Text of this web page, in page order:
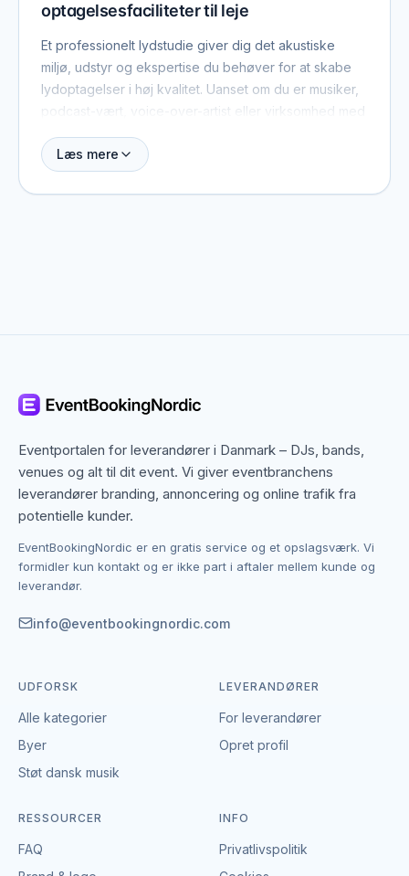
optagelsesfaciliteter til leje
Et professionelt lydstudie giver dig det akustiske
miljø, udstyr og ekspertise du behøver for at skabe
lydoptagelser i høj kvalitet. Uanset om du er musiker,
podcast-vært, voice-over-artist eller virksomhed med
størrelser og prisklasser. Find og sammenlign
lydstudier via Backstaged og tage direkte kontakt til
det rigtige studie til dit projekt.
kontakt mellem musiker og teknikker.
Til podcast og voice-over
Podcast-produktioner og voice-over-optagelser
kræver akustisk dæmpning og rent lydmiljø.
Professionelle lydstudier leverer den stille, refleksfri
atmosfære der er umulig at opnå i et hjemmekontor.
Mange studier tilbyder særlige pakker til podcastere
Virksomheder med behov for e-learning-narration,
reklame-speak, jingle-produktion eller intern
lydstudier med erfarne teknikere. Resultatet er
poleret, distributionsklar lyd – uden baggrundsstøj
Priser på studietid
Læs mere
Eventportalen for leverandører i Danmark – DJs, bands,
venues og alt til dit event. Vi giver eventbranchens
leverandører branding, annoncering og online trafik fra
potentielle kunder.
EventBookingNordic er en gratis service og et opslagsværk. Vi
formidler kun kontakt og er ikke part i aftaler mellem kunde og
leverandør.
info@eventbookingnordic.com
UDFORSK
Alle kategorier
Byer
Støt dansk musik
LEVERANDØRER
For leverandører
Opret profil
RESSOURCER
FAQ
INFO
Privatlivspolitik